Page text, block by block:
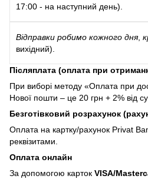
17:00 - на наступний день).
Відправки робимо кожного дня,
вихідний).
Післяплата (оплата при
При виборі методу «Оплата при
Нової пошти – це 20 грн + 2% від
Безготівковий розрахунок
Оплата на картку/рахунок Privat
реквізитами.
Оплата онлайн
За допомогою карток VISA/